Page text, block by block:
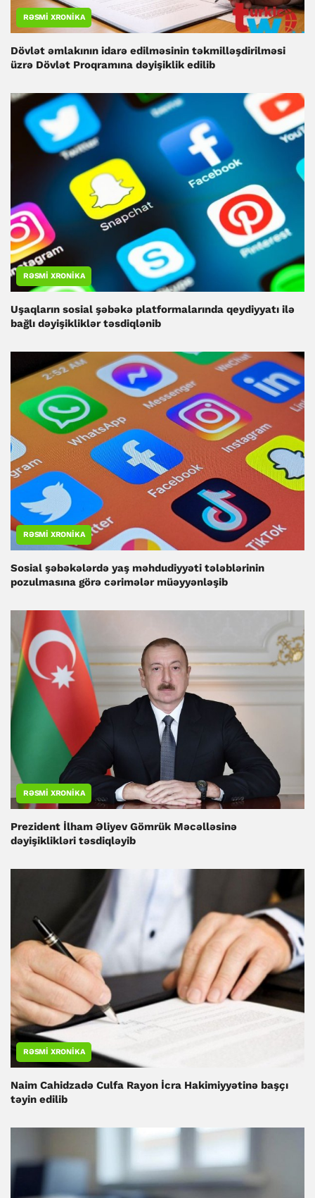
RƏSMI XRONIKA
Dövlət əmlakının idarə edilməsinin təkmilləşdirilməsi
üzrə Dövlət Proqramına dəyişiklik edilib
RƏSMI XRONIKA
Uşaqların sosial şəbəkə platformalarında qeydiyyatı ilə
bağlı dəyişikliklər təsdiqlənib
RƏSMI XRONIKA
Sosial şəbəkələrdə yaş məhdudiyyəti tələblərinin
pozulmasına görə cərimələr müəyyənləşib
RƏSMI XRONIKA
Prezident İlham Əliyev Gömrük Məcəlləsinə
dəyişiklikləri təsdiqləyib
RƏSMI XRONIKA
Naim Cahidzadə Culfa Rayon İcra Hakimiyyətinə başçı
təyin edilib